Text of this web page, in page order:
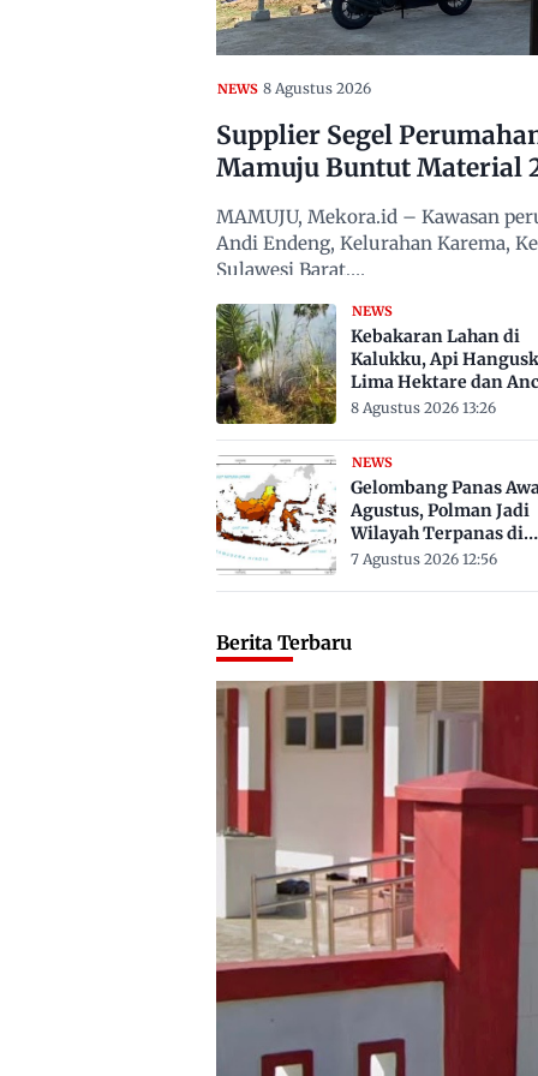
NEWS 8 Agustus 2026
Supplier Segel
Mamuju Buntut Material
MAMUJU, Mekora.id – Kawasan
Andi Endeng, Kelurahan Karema,
Sulawesi Barat,…
NEWS
Kebakaran Lahan di
Kalukku, Api
Lima Hektare dan
Permukiman
8 Agustus 2026 13:26
NEWS
Gelombang Panas
Agustus, Polman Jadi
Wilayah Terpanas di
Sulbar Suhu Lebih Dari
7 Agustus 2026 12:56
Berita Terbaru